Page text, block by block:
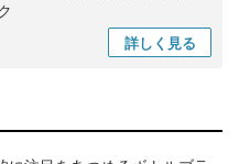
詳しく 見る